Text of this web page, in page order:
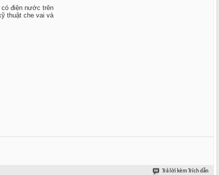
có điện nước trên
thuật che vai và
Trả lời kèm Trích dẫn